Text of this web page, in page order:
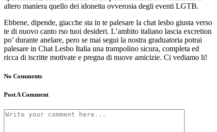
altero maniera quello dei idoneita ovverosia degli eventi LGTB.
Ebbene, dipende, giacche sta in te palesare la chat lesbo giusta verso
te di nuovo canto rso tuoi desideri. L’ambito italiano lascia excretion
po’ durante anelare, pero se mai segui la nostra graduatoria potrai
palesare in Chat Lesbo Italia una trampolino sicura, completa ed
ricca di iscritte motivate e pregna di nuove amicizie. Ci vediamo li!
No Comments
Post A Comment